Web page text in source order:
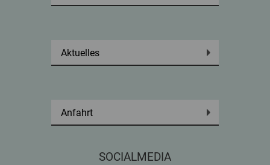
Aktuelles
Anfahrt
SOCIALMEDIA